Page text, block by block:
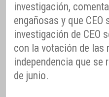
investigación,
engañosas y que
investigación de CEO
con la votación de las
independencia que se
de junio.